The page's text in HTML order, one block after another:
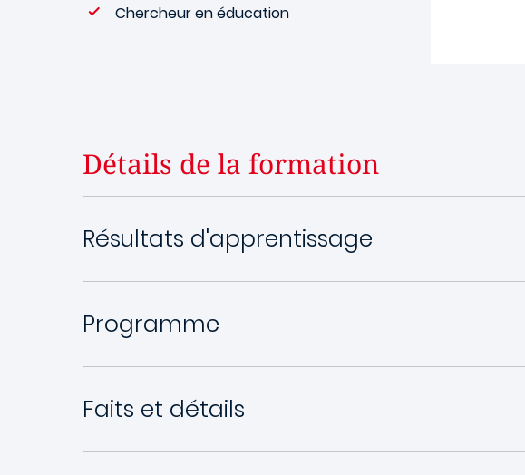
Chercheur en éducation
Détails de la formation
Résultats d'apprentissage
Programme
Faits et détails